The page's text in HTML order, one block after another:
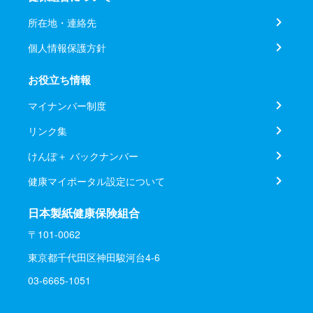
所在地・連絡先
個人情報保護方針
お役立ち情報
マイナンバー制度
リンク集
けんぽ＋ バックナンバー
健康マイポータル設定について
日本製紙健康保険組合
〒101-0062
東京都千代田区神田駿河台4-6
03-6665-1051